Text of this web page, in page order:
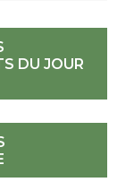
DU JOUR